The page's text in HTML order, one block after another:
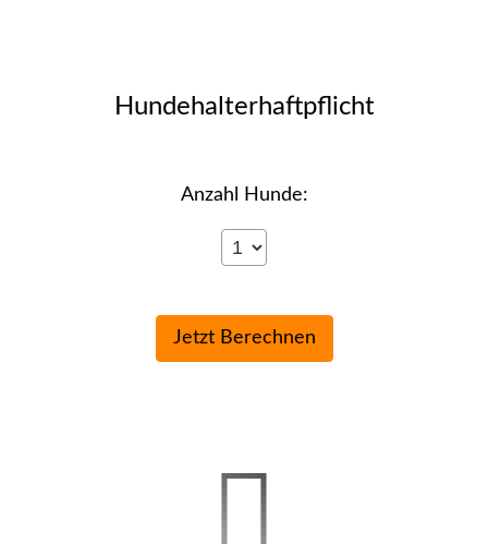
Hunde­halter­haft­pflicht
Anzahl Hunde: